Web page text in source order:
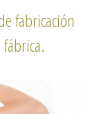
fabricación